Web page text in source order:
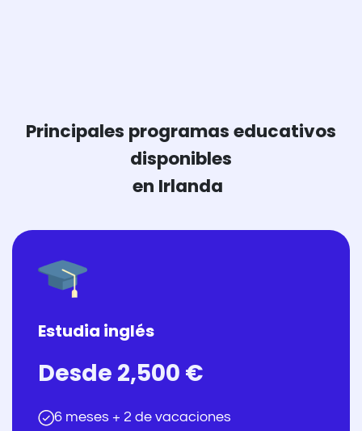
Principales programas educativos
disponibles
en Irlanda
Estudia inglés
Desde 2,500 €
6 meses + 2 de vacaciones